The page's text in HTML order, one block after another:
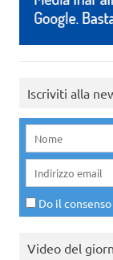
Iscriviti alla
Do il
Video del